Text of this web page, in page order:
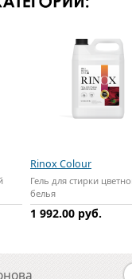
Rinox Colour
Гель для стирки
белья
1 992.00 руб.